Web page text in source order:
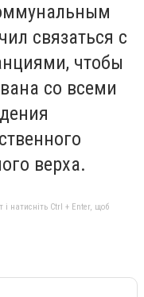
связаться с
чтобы
со всеми
верха.
натисніть Ctrl + Enter, щоб